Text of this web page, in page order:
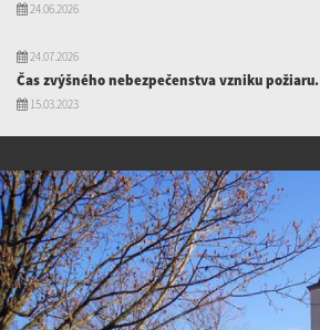
24.06.2026
24.07.2026
Čas zvýšného nebezpečenstva vzniku požiaru.
15.03.2023